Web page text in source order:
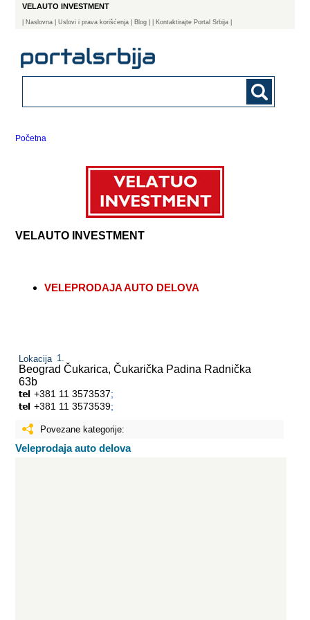
VELAUTO INVESTMENT
Naslovna | Uslovi i prava korišćenja Blog | Kontaktirajte Portal Srbija |
Početna
VELAUTO INVESTMENT
VELEPRODAJA AUTO DELOVA
Lokacija
Beograd Čukarica, Čukarička Padina Radnička
63b
+381 11 3573537;
+381 11 3573539;
Povezane kategorije:
Veleprodaja auto delova